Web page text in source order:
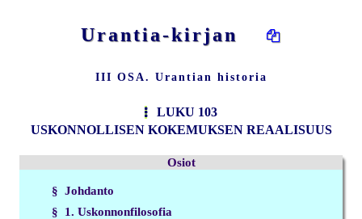
Urantia-kirjan
III OSA. Urantian historia
LUKU 103
USKONNOLLISEN KOKEMUKSEN REAALISUUS
Osiot
§ Johdanto
§ 1. Uskonnonfilosofia